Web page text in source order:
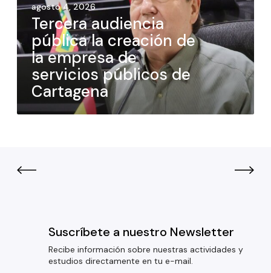
agosto 4, 2026
Tercera audiencia
pública la creación de
la empresa de
servicios públicos de
Cartagena
Suscríbete a nuestro Newsletter
Recibe información sobre nuestras actividades y
estudios directamente en tu e-mail.